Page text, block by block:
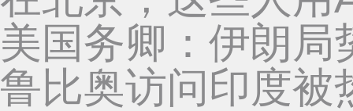
美国务卿：伊朗局
鲁比奥访问印度被